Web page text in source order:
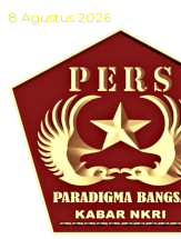
Lewati
8 Agustus 2026